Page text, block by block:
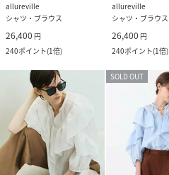
allureville
シャツ・ブラウス
26,400 円
240ポイント(1倍)
allureville
シャツ・ブラウス
26,400 円
240ポイント(1倍)
SOLD OUT